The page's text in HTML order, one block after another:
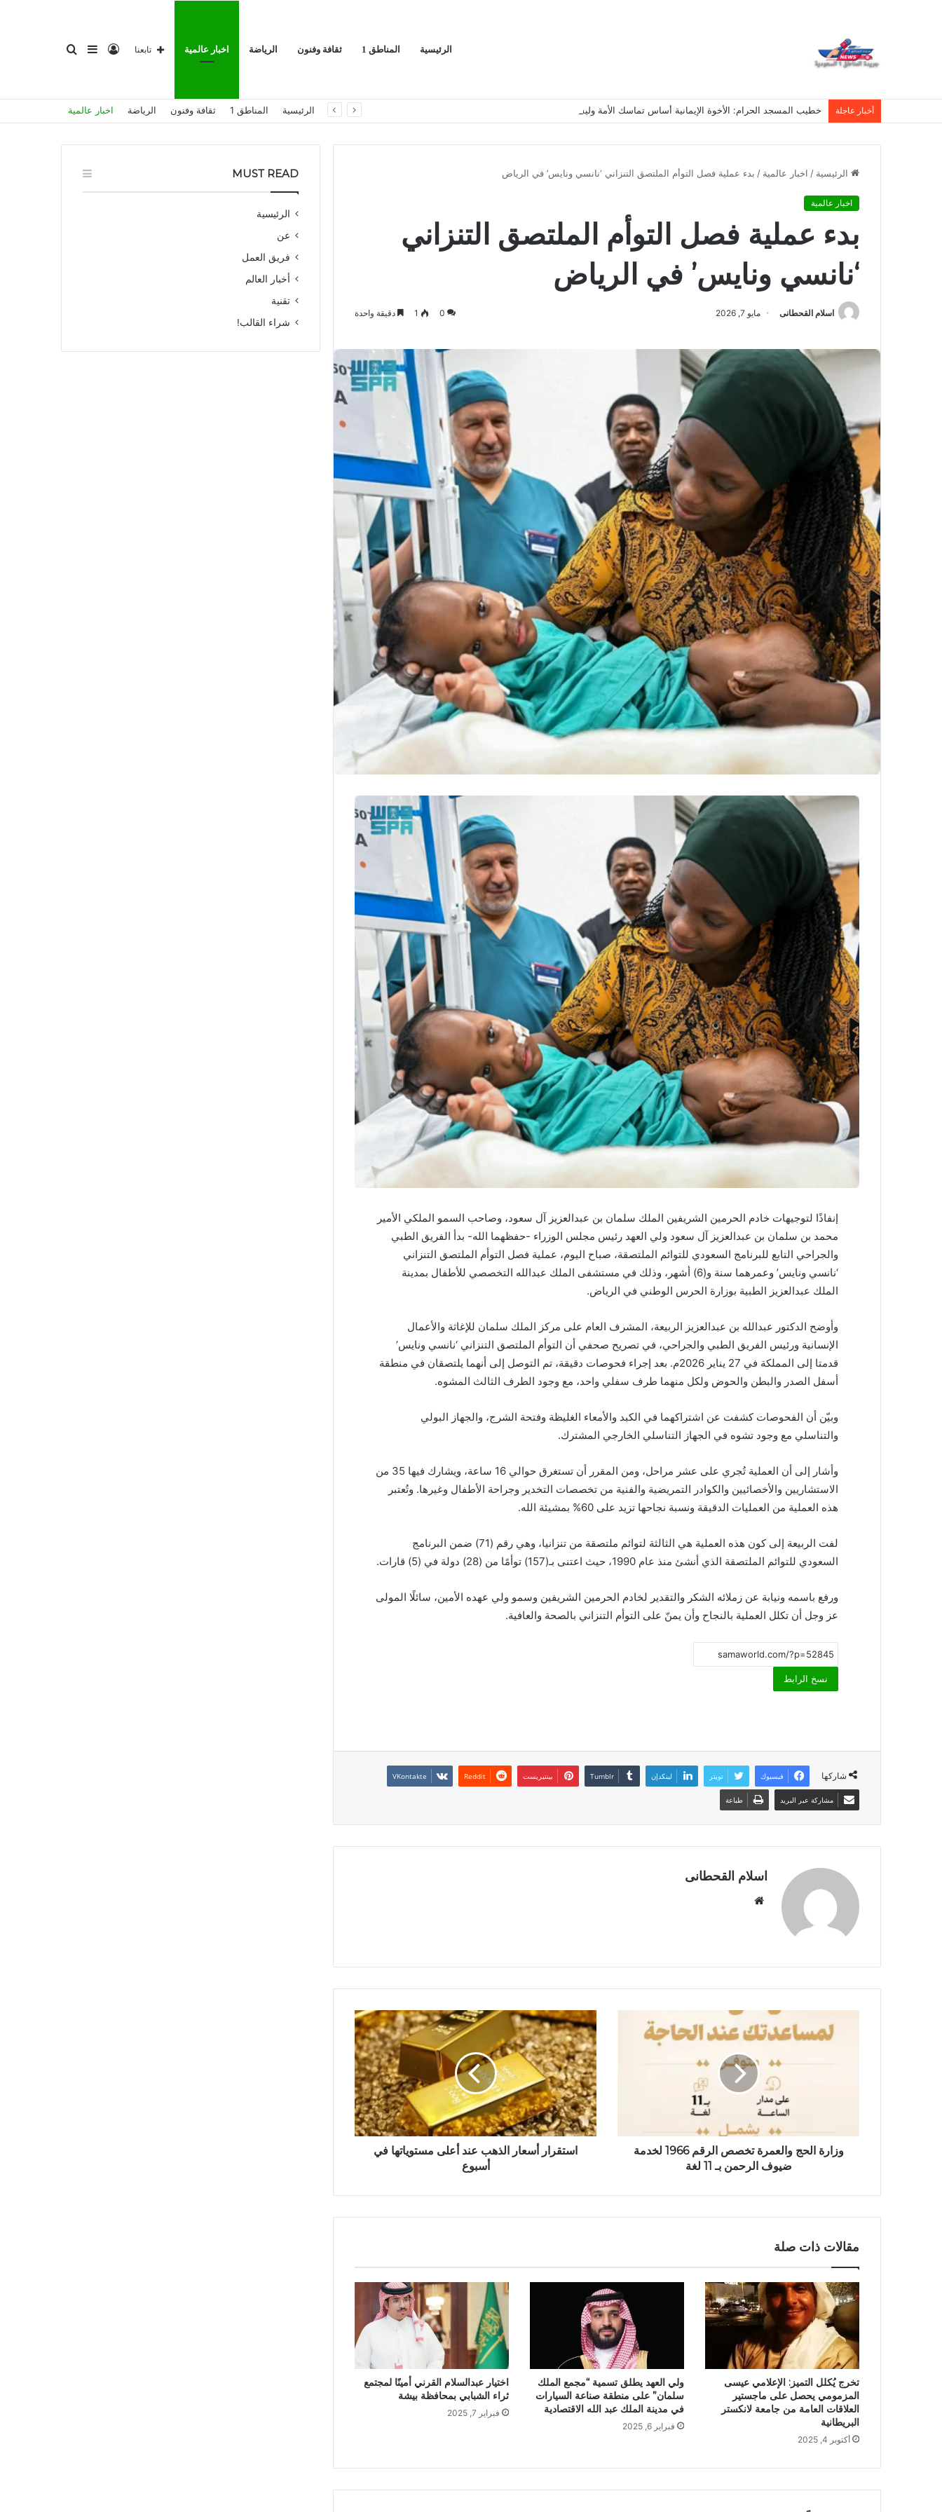
الرئيسية المناطق 1 ثقافة وفنون الرياضة اخبار عالمية
عن
إضافة
عمود
تسجيل
الدخول
تابعنا
أخبار عاجلة خطيب المسجد الحرام: الأخوة الإيمانية أساس تماسك الأمة وليست مجرد دعوى الرئيسية المناطق 1 ثقافة وفنون الرياضة اخبار عالمية
الرئيسية / اخبار عالمية / بدء عملية فصل التوأم الملتصق التنزاني ‘نانسي ونايس’ في الرياض
اخبار عالمية
بدء عملية فصل التوأم الملتصق التنزاني
‘نانسي ونايس’ في الرياض
اسلام القحطانى مايو 7, 2026 0
1 دقيقة واحدة
إنفاذًا لتوجيهات خادم الحرمين الشريفين الملك سلمان بن عبدالعزيز آل سعود، وصاحب السمو الملكي الأمير
محمد بن سلمان بن عبدالعزيز آل سعود ولي العهد رئيس مجلس الوزراء -حفظهما الله- بدأ الفريق الطبي
والجراحي التابع للبرنامج السعودي للتوائم الملتصقة، صباح اليوم، عملية فصل التوأم الملتصق التنزاني
‘نانسي ونايس’ وعمرهما سنة و(6) أشهر، وذلك في مستشفى الملك عبدالله التخصصي للأطفال بمدينة
الملك عبدالعزيز الطبية بوزارة الحرس الوطني في الرياض.
وأوضح الدكتور عبدالله بن عبدالعزيز الربيعة، المشرف العام على مركز الملك سلمان للإغاثة والأعمال
الإنسانية ورئيس الفريق الطبي والجراحي، في تصريح صحفي أن التوأم الملتصق التنزاني ‘نانسي ونايس’
قدمتا إلى المملكة في 27 يناير 2026م. بعد إجراء فحوصات دقيقة، تم التوصل إلى أنهما يلتصقان في منطقة
أسفل الصدر والبطن والحوض ولكل منهما طرف سفلي واحد، مع وجود الطرف الثالث المشوه.
وبيّن أن الفحوصات كشفت عن اشتراكهما في الكبد والأمعاء الغليظة وفتحة الشرج، والجهاز البولي
والتناسلي مع وجود تشوه في الجهاز التناسلي الخارجي المشترك.
وأشار إلى أن العملية تُجري على عشر مراحل، ومن المقرر أن تستغرق حوالي 16 ساعة، ويشارك فيها 35 من
الاستشاريين والأخصائيين والكوادر التمريضية والفنية من تخصصات التخدير وجراحة الأطفال وغيرها. وتُعتبر
هذه العملية من العمليات الدقيقة ونسبة نجاحها تزيد على 60% بمشيئة الله.
لفت الربيعة إلى كون هذه العملية هي الثالثة لتوائم ملتصقة من تنزانيا، وهي رقم (71) ضمن البرنامج
السعودي للتوائم الملتصقة الذي أنشئ منذ عام 1990، حيث اعتنى بـ(157) توأمًا من (28) دولة في (5) قارات.
ورفع باسمه ونيابة عن زملائه الشكر والتقدير لخادم الحرمين الشريفين وسمو ولي عهده الأمين، سائلًا المولى
عز وجل أن تكلل العملية بالنجاح وأن يمنّ على التوأم التنزاني بالصحة والعافية.
نسخ الرابط
شاركها فيسبوك تويتر لينكدإن بينتيريست
مشاركة عبر البريد طباعة
اسلام القحطانى
ا
ب
وزارة الحج والعمرة تخصص الرقم 1966 لخدمة
ضيوف الرحمن بـ 11 لغة
استقرار أسعار الذهب عند أعلى مستوياتها في
أسبوع
مقالات ذات صلة
تخرج يُكلل التميز: الإعلامي عيسى
المزمومي يحصل على ماجستير
العلاقات العامة من جامعة لانكستر
البريطانية
أكتوبر 4, 2025
ولي العهد يطلق تسمية “مجمع الملك
سلمان” على منطقة صناعة السيارات
في مدينة الملك عبد الله الاقتصادية
فبراير 6, 2025
اختيار عبدالسلام القرني أمينًا لمجتمع
ثراء الشبابي بمحافظة بيشة
فبراير 7, 2025
MUST READ
الرئيسية
عن
فريق العمل
أخبار العالم
تقنية
شراء القالب!